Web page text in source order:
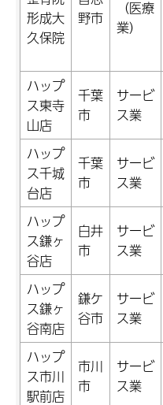
形成大
久保院
野市
（医療
業）
ハップ
ス東寺
山店
千葉
市
サービ
ス業
ハップ
ス千城
台店
千葉
市
サービ
ス業
ハップ
ス鎌ヶ
谷店
白井
市
サービ
ス業
ハップ
ス鎌ヶ
谷南店
鎌ケ
谷市
サービ
ス業
ハップ
ス市川
駅前店
市川
市
サービ
ス業